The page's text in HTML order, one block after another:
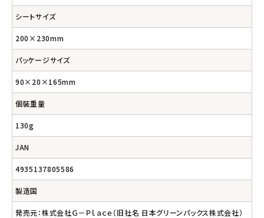
シートサイズ
200×230mm
パッケージサイズ
90×20×165mm
個裝重量
130g
JAN
4935137805586
製造国
発売元：株式会社Ｇ－Ｐｌａｃｅ（旧社名 日本グリーンパックス株式会社）